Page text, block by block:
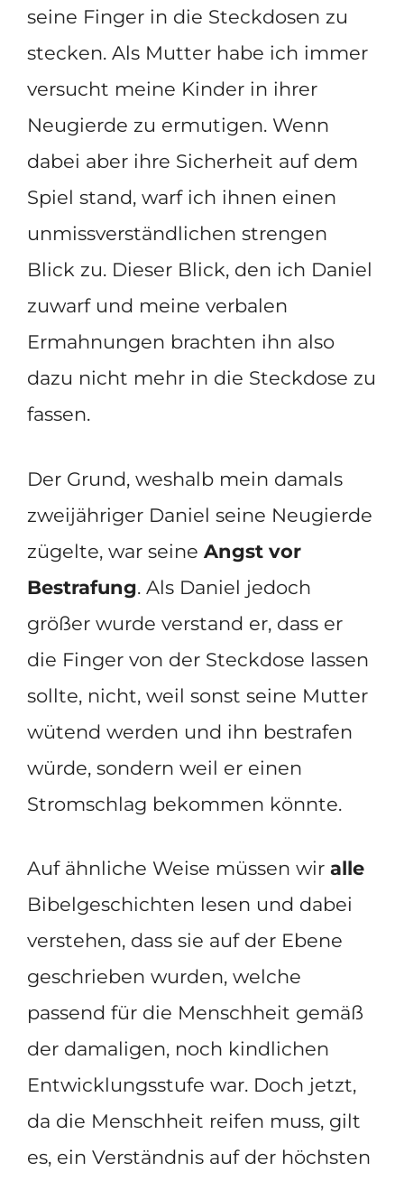
seine Finger in die Steckdosen zu
stecken. Als Mutter habe ich immer
versucht meine Kinder in ihrer
Neugierde zu ermutigen. Wenn
dabei aber ihre Sicherheit auf dem
Spiel stand, warf ich ihnen einen
unmissverständlichen strengen
Blick zu. Dieser Blick, den ich Daniel
zuwarf und meine verbalen
Ermahnungen brachten ihn also
dazu nicht mehr in die Steckdose zu
fassen.
Der Grund, weshalb mein damals
zweijähriger Daniel seine Neugierde
zügelte, war seine Angst vor
Bestrafung. Als Daniel jedoch
größer wurde verstand er, dass er
die Finger von der Steckdose lassen
sollte, nicht, weil sonst seine Mutter
wütend werden und ihn bestrafen
würde, sondern weil er einen
Stromschlag bekommen könnte.
Auf ähnliche Weise müssen wir alle
Bibelgeschichten lesen und dabei
verstehen, dass sie auf der Ebene
geschrieben wurden, welche
passend für die Menschheit gemäß
der damaligen, noch kindlichen
Entwicklungsstufe war. Doch jetzt,
da die Menschheit reifen muss, gilt
es, ein Verständnis auf der höchsten